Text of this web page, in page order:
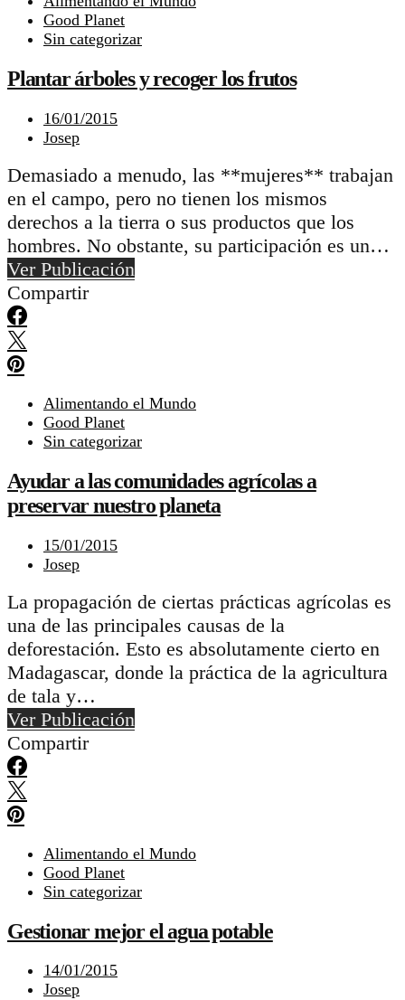
Good Planet
Sin categorizar
Plantar árboles y recoger los frutos
16/01/2015
Josep
Demasiado a menudo, las **mujeres** trabajan
en el campo, pero no tienen los mismos
derechos a la tierra o sus productos que los
hombres. No obstante, su participación es un…
Ver Publicación
Compartir
Alimentando el Mundo
Good Planet
Sin categorizar
Ayudar a las comunidades agrícolas a
preservar nuestro planeta
15/01/2015
Josep
La propagación de ciertas prácticas agrícolas es
una de las principales causas de la
deforestación. Esto es absolutamente cierto en
Madagascar, donde la práctica de la agricultura
de tala y…
Ver Publicación
Compartir
Alimentando el Mundo
Good Planet
Sin categorizar
Gestionar mejor el agua potable
14/01/2015
Josep